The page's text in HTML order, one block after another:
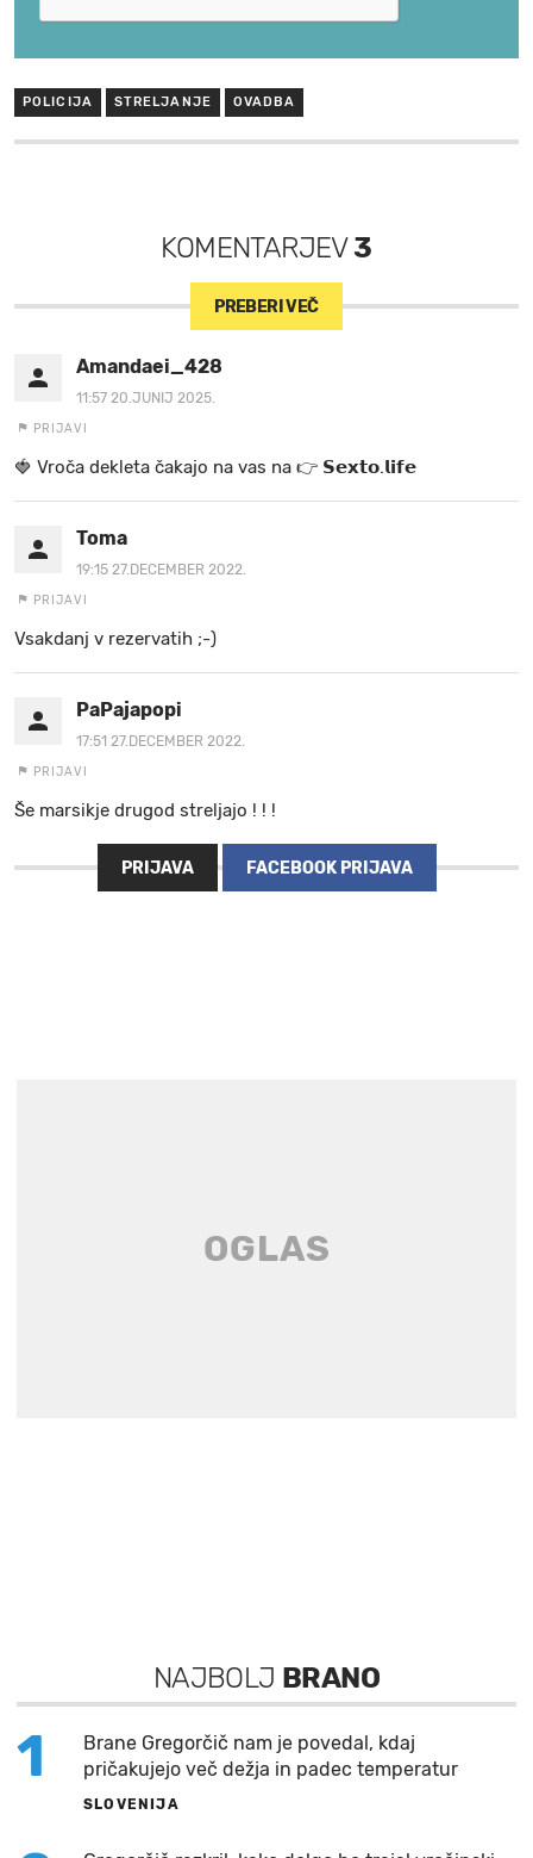
POLICIJA STRELJANJE OVADBA
KOMENTARJEV3
PREBERI VEČ
Amandaei_428
11:57 20.JUNIJ 2025.
PRIJAVI
🍓 V r o č a d e k l e t a ča k a jo na va s n a 👉 𝗦𝗲𝘅𝘁𝗼.𝗹𝗶𝗳𝗲
Toma
19:15 27.DECEMBER 2022.
PRIJAVI
Vsakdanj v rezervatih ;-)
PaPajapopi
17:51 27.DECEMBER 2022.
PRIJAVI
Še marsikje drugod streljajo ! ! !
PRIJAVA FACEBOOK PRIJAVA
NAJBOLJ BRANO
1
Brane Gregorčič nam je povedal, kdaj
pričakujejo več dežja in padec temperatur
SLOVENIJA